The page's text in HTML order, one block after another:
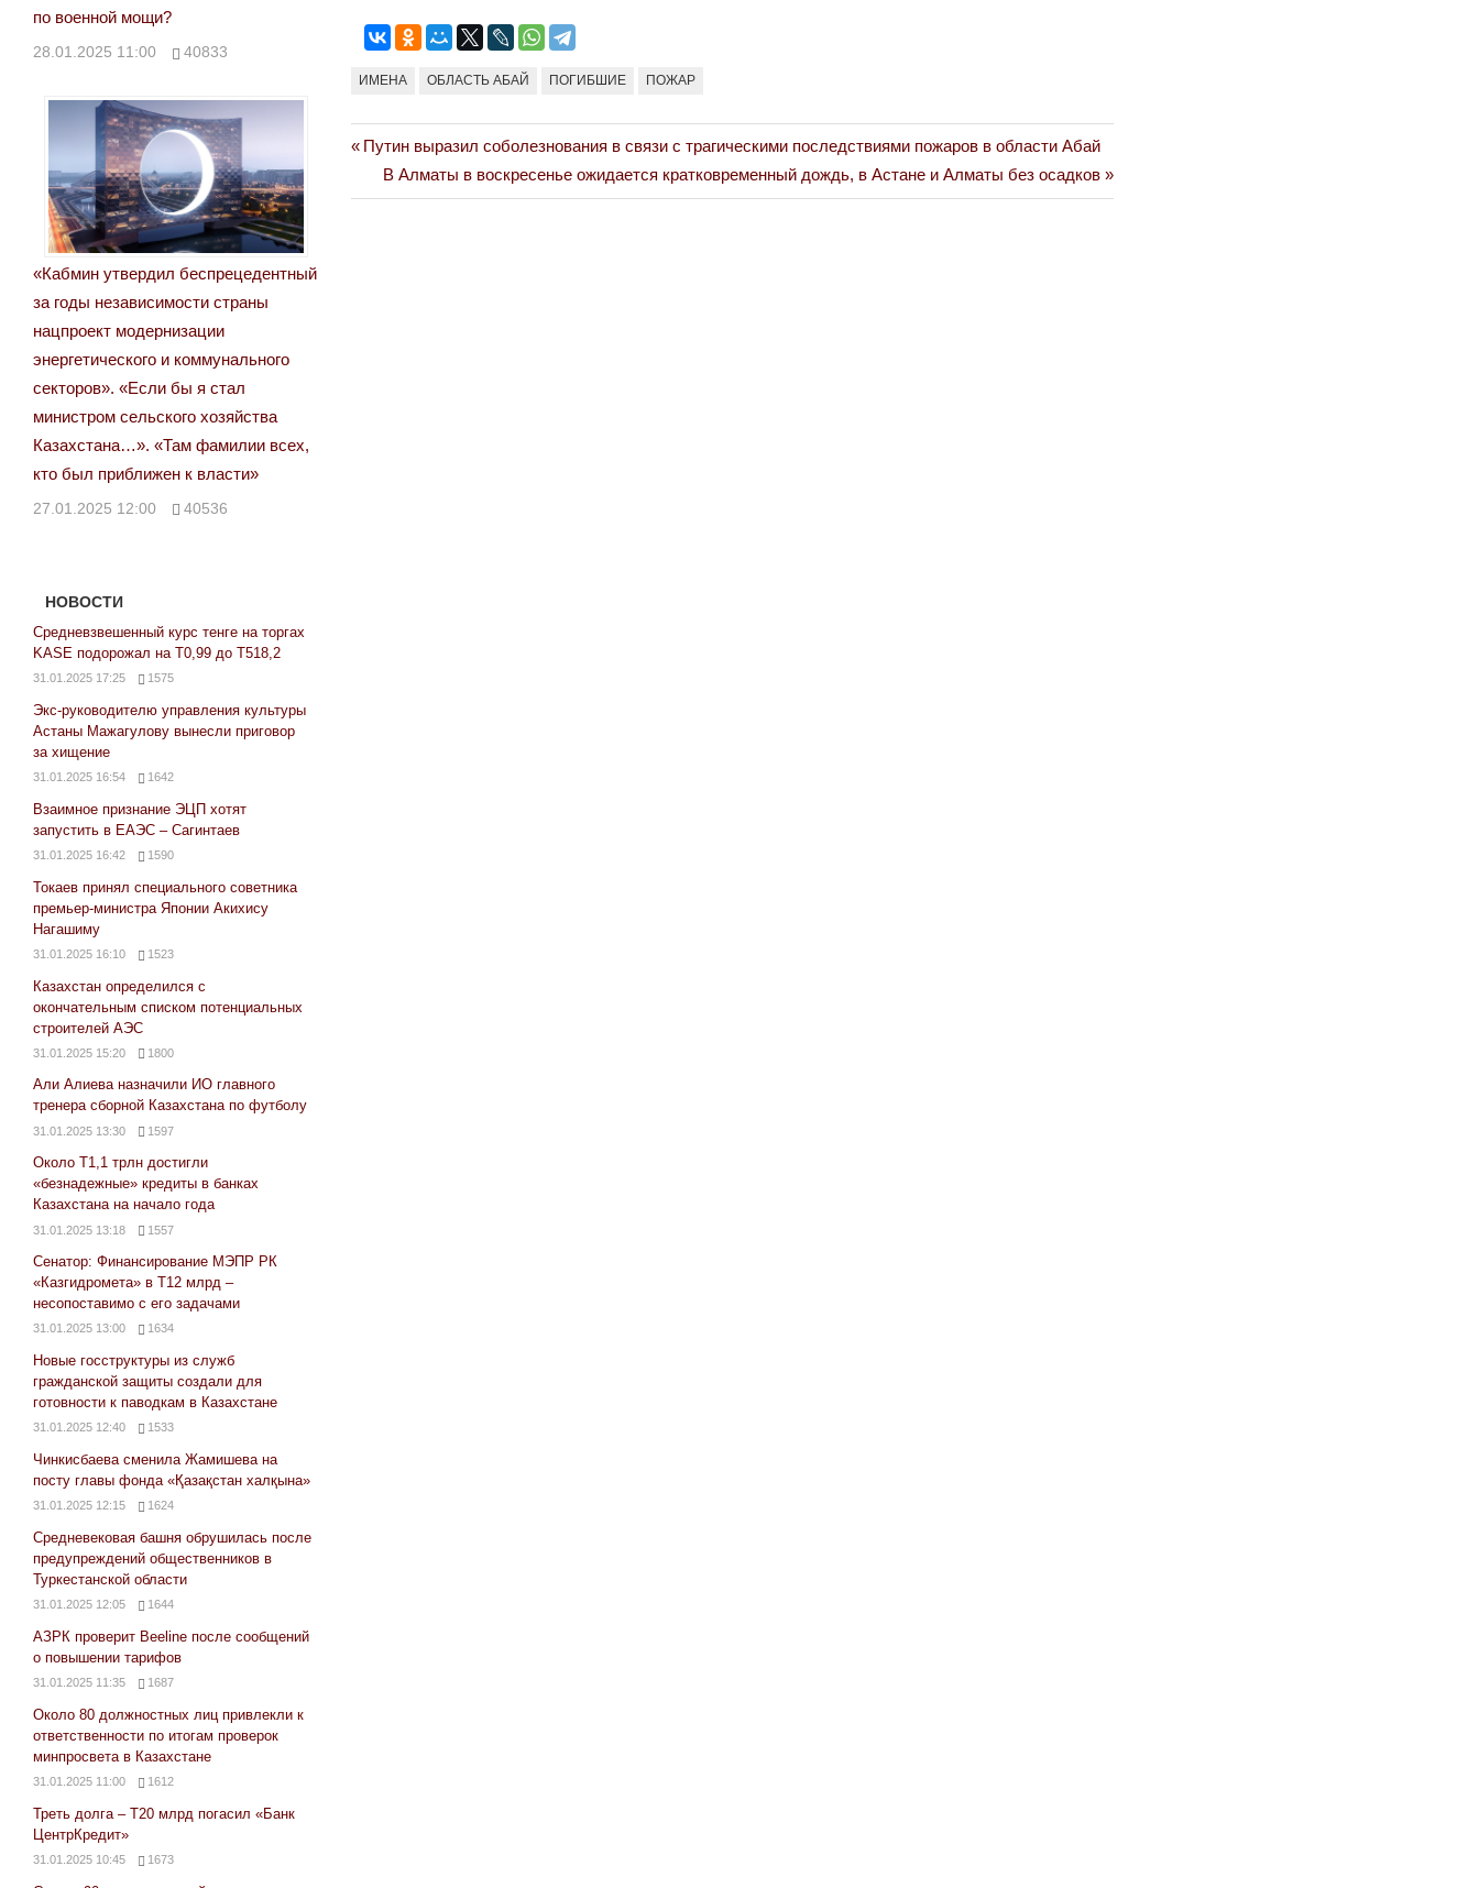
ИМЕНА ОБЛАСТЬ АБАЙ ПОГИБШИЕ ПОЖАР
Навигация
по
Previous
Post:
Путин выразил соболезнования в связи с трагическими последствиями пожаров в области Абай
Next
Post:
В Алматы в воскресенье ожидается кратковременный дождь, в Астане и Алматы без осадков
по военной мощи?
28.01.2025 11:00 40833
«Кабмин утвердил беспрецедентный
за годы независимости страны
нацпроект модернизации
энергетического и коммунального
секторов». «Если бы я стал
министром сельского хозяйства
Казахстана…». «Там фамилии всех,
кто был приближен к власти»
27.01.2025 12:00 40536
НОВОСТИ
Средневзвешенный курс тенге на торгах
KASE подорожал на Т0,99 до Т518,2
31.01.2025 17:25 1575
Экс-руководителю управления культуры
Астаны Мажагулову вынесли приговор
за хищение
31.01.2025 16:54 1642
Взаимное признание ЭЦП хотят
запустить в ЕАЭС – Сагинтаев
31.01.2025 16:42 1590
Токаев принял специального советника
премьер-министра Японии Акихису
Нагашиму
31.01.2025 16:10 1523
Казахстан определился с
окончательным списком потенциальных
строителей АЭС
31.01.2025 15:20 1800
Али Алиева назначили ИО главного
тренера сборной Казахстана по футболу
31.01.2025 13:30 1597
Около Т1,1 трлн достигли
«безнадежные» кредиты в банках
Казахстана на начало года
31.01.2025 13:18 1557
Сенатор: Финансирование МЭПР РК
«Казгидромета» в Т12 млрд –
несопоставимо с его задачами
31.01.2025 13:00 1634
Новые госструктуры из служб
гражданской защиты создали для
готовности к паводкам в Казахстане
31.01.2025 12:40 1533
Чинкисбаева сменила Жамишева на
посту главы фонда «Қазақстан халқына»
31.01.2025 12:15 1624
Средневековая башня обрушилась после
предупреждений общественников в
Туркестанской области
31.01.2025 12:05 1644
АЗРК проверит Beeline после сообщений
о повышении тарифов
31.01.2025 11:35 1687
Около 80 должностных лиц привлекли к
ответственности по итогам проверок
минпросвета в Казахстане
31.01.2025 11:00 1612
Треть долга – Т20 млрд погасил «Банк
ЦентрКредит»
31.01.2025 10:45 1673